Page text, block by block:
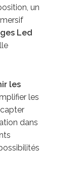
un
Led
les
les
dans